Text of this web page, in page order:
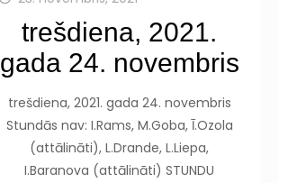
trešdiena, 2021.
gada 24. novembris
trešdiena, 2021. gada 24. novembris
Stundās nav: I.Rams, M.Goba, Ī.Ozola
(attālināti), L.Drande, L.Liepa,
I.Baranova (attālināti) STUNDU